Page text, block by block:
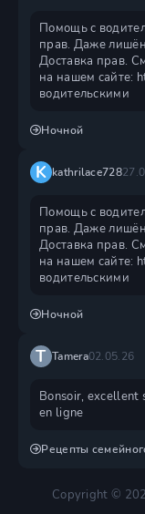
Помощь с
прав. Даже
Доставка прав.
на нашем сайте:
водительскими
Ночной
K kathrilace728
Помощь с
прав. Даже
Доставка прав.
на нашем сайте:
водительскими
Ночной
T Tamera02.05.26
Bonsoir, excellent
en ligne
Рецепты
Copyright ©